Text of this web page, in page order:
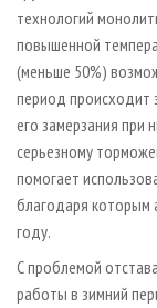
технологий
повышенной
(меньше 50%)
период происходит
его замерзания при
серьезному
помогает
благодаря которым
году.
С проблемой
работы в зимний